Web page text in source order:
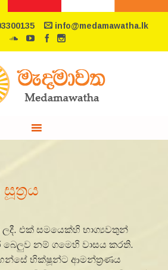
info@medamawatha.lk
එක් සමයෙක්හි භාග්‍යවතුන්
බෙලුව නම් ගමෙහි වාසය කරති.
භික්ෂූන්ට ආමන්ත්‍රණය